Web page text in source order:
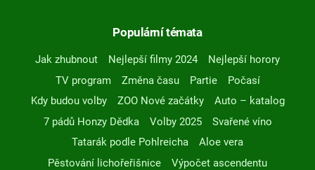
Populární témata
Jak zhubnout Nejlepší filmy 2024
Nejlepší horory
TV program
Změna času Partie
Počasí
Kdy budou volby
ZOO Nové začátky
Auto – katalog
7 pádů Honzy Dědka
Volby 2025
Svařené víno
Tatarák podle Pohlreicha
Aloe vera
Pěstování lichořeřišnice
Výpočet ascendentu